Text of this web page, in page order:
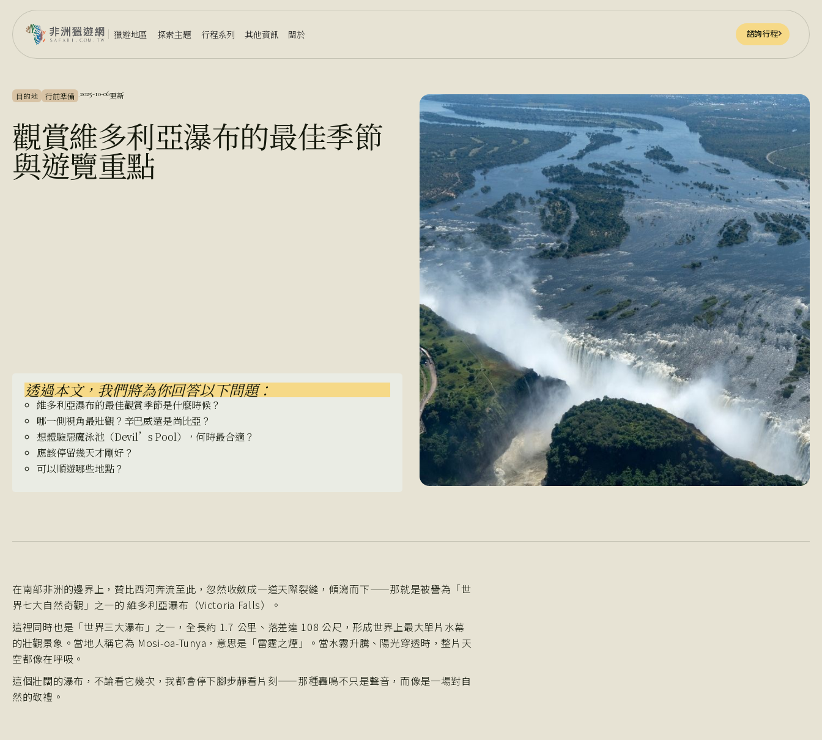
獵遊地區 探索主題 行程系列 其他資訊 關於
諮詢行程
諮詢行程
目的地 行前準備 ·2025-10-06更新
觀賞維多利亞瀑布的最佳季節
與遊覽重點
透過本文，我們將為你回答以下問題：
維多利亞瀑布的最佳觀賞季節是什麼時候？
哪一側視角最壯觀？辛巴威還是尚比亞？
想體驗惡魔泳池（Devil’s Pool），何時最合適？
應該停留幾天才剛好？
可以順遊哪些地點？
在南部非洲的邊界上，贊比西河奔流至此，忽然收斂成一道天際裂縫，傾瀉而下——那就是被譽為「世
界七大自然奇觀」之一的 維多利亞瀑布（Victoria Falls）。
這裡同時也是「世界三大瀑布」之一，全長約 1.7 公里、落差達 108 公尺，形成世界上最大單片水幕
的壯觀景象。當地人稱它為 Mosi-oa-Tunya，意思是「雷霆之煙」。當水霧升騰、陽光穿透時，整片天
空都像在呼吸。
這個壯闊的瀑布，不論看它幾次，我都會停下腳步靜看片刻——那種轟鳴不只是聲音，而像是一場對自
然的敬禮。